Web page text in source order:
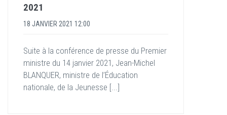
2021
18 JANVIER 2021 12:00
Suite à la conférence de presse du Premier
ministre du 14 janvier 2021, Jean-Michel
BLANQUER, ministre de l’Éducation
nationale, de la Jeunesse [...]